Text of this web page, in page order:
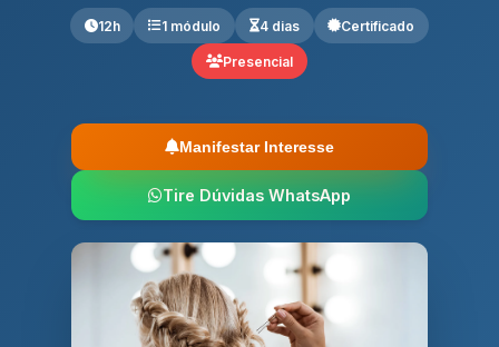
12h 1 módulo 4 dias Certificado
Presencial
Manifestar Interesse
Tire Dúvidas WhatsApp